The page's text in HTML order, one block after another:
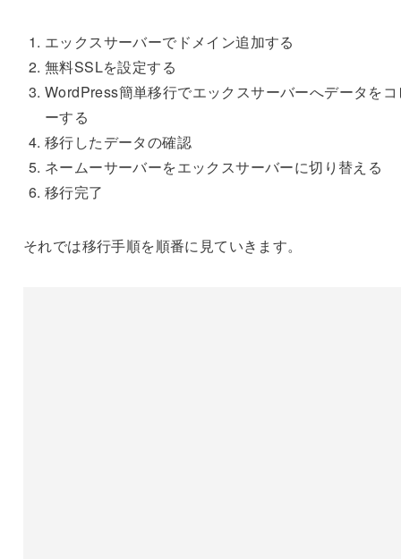
エックスサーバーでドメイン追加する
無料SSLを設定する
WordPress簡単移行でエックスサーバーへデータを
ーする
移行したデータの確認
ネームーサーバーをエックスサーバーに切り替える
移行完了
それでは移行手順を順番に見ていきます。